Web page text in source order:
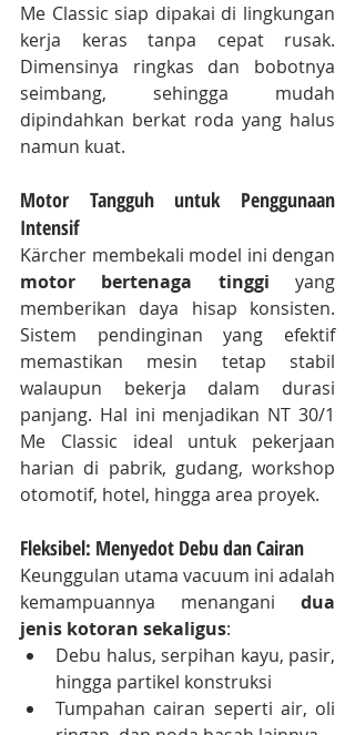
Me Classic siap dipakai di lingkungan
kerja keras tanpa cepat rusak.
Dimensinya ringkas dan bobotnya
seimbang, sehingga mudah
dipindahkan berkat roda yang halus
namun kuat.
Motor Tangguh untuk Penggunaan
Intensif
motor bertenaga tinggi yang
memberikan daya hisap konsisten.
Sistem pendinginan yang efektif
memastikan mesin tetap stabil
walaupun bekerja dalam durasi
panjang. Hal ini menjadikan NT 30/1
Me Classic ideal untuk pekerjaan
harian di pabrik, gudang, workshop
otomotif, hotel, hingga area proyek.
Fleksibel: Menyedot Debu dan Cairan
Keunggulan utama vacuum ini adalah
kemampuannya menangani dua
jenis kotoran sekaligus:
Debu halus, serpihan kayu, pasir,
hingga partikel konstruksi
Tumpahan cairan seperti air, oli